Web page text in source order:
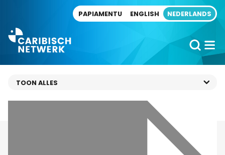
PAPIAMENTU ENGLISH NEDERLANDS